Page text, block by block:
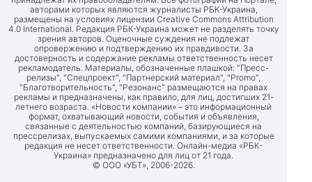
авторами которых являются журналисты РБК-Украина,
размещены на условиях лицензии Creative Commons Attribution
4.0 International. Редакция РБК-Украина может не разделять точку
зрения авторов. Оценочные суждения не подлежат
опровержению и подтверждению их правдивости. За
достоверность и содержание рекламы ответственность несет
рекламодатель. Материалы, обозначенные плашкой: "Пресс-
релизы", "Спецпроект", "Партнерский материал", "Promo",
"Благотворительность", "Резонанс" размещаются на правах
рекламы и предназначены, как правило, для лиц, достигших 21-
летнего возраста. «Новости компании» – это информационный
формат, охватывающий новости, события и объявления,
связанные с деятельностью компаний, базирующиеся на
прессрелизах, выпускаемых самими компаниями, и за которые
редакция не несет ответственности. Онлайн-медиа «РБК-
Украина» предназначено для лиц от 21 года.
© ООО «УБТ», 2006-2026.